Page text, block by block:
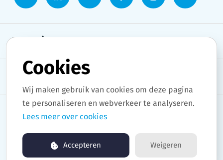
Persruimte
Onderwerpen
Copyright © 2026 Stad Gent. All rights reserved.
Cookies
Wij maken gebruik van cookies om deze pagina
te personaliseren en webverkeer te analyseren.
Lees meer over cookies
Accepteren Weigeren